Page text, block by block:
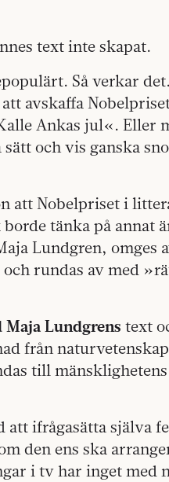
text inte skapat.
Så verkar
avskaffa
Ankas jul«. Eller
och vis ganska
att Nobelpriset i
tänka på annat
Lundgren, omges
rundas av med
Maja Lundgrens text
från
till
att ifrågasätta själva
den ens ska
i tv har inget med